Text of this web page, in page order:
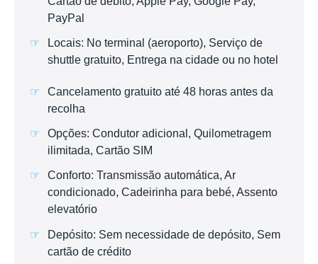
PayPal
Locais: No terminal (aeroporto), Serviço de
shuttle gratuito, Entrega na cidade ou no hotel
Cancelamento gratuito até 48 horas antes da
recolha
Opções: Condutor adicional, Quilometragem
ilimitada, Cartão SIM
Conforto: Transmissão automática, Ar
condicionado, Cadeirinha para bebé, Assento
elevatório
Depósito: Sem necessidade de depósito, Sem
cartão de crédito